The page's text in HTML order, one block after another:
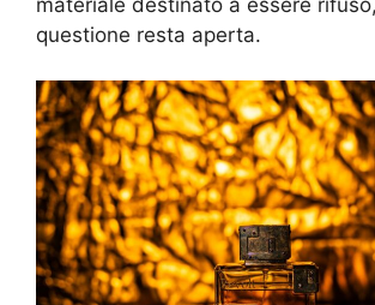
questione resta aperta.